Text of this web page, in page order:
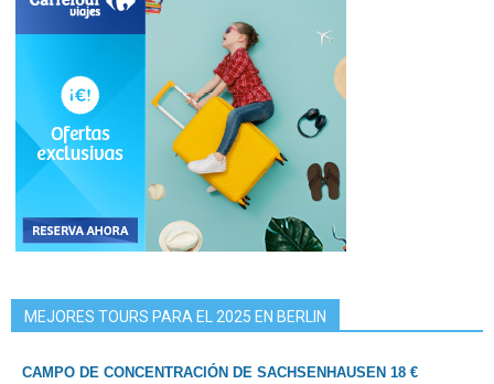
MEJORES TOURS PARA EL 2025 EN BERLIN
CAMPO DE CONCENTRACIÓN DE SACHSENHAUSEN 18 €